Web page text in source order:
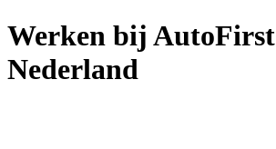
Werken bij AutoFirst
Nederland